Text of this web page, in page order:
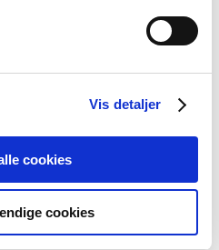
Vis detaljer
cookies
cookies
jeg kan